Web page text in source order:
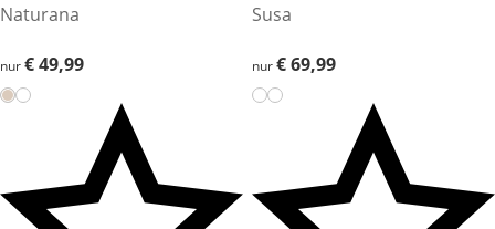
Naturana
€ 49,99
nur€ 49,99
Susa
€ 69,99
nur€ 69,99